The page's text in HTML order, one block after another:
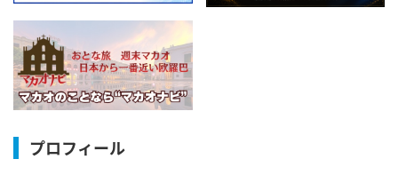
プロフィール